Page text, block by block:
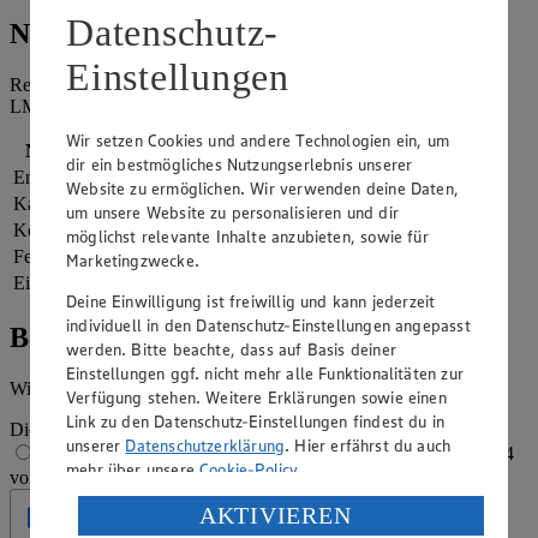
Nährwerte
Referenzmenge für einen durchschnittlichen Erwachsenen laut
LMIV (8.400 kJ/2.000 kcal).
Nährwerte
pro Portion
Energie
1.184 kj (14 %)
Kalorien
283 kcal (14 %)
Kohlenhydrate 39 g
Fett
12 g
Eiweiß
Bewertung
Wie hat es dir geschmeckt?
Die Bewertung wird automatisch gespeichert
1 von 5 Sternen
2 von 5 Sternen 3 von 5 Sternen
4
von 5 Sternen
5 von 5 Sternen
Datenschutz-
Einstellungen
Wir setzen Cookies und andere Technologien ein, um
dir ein bestmögliches Nutzungserlebnis unserer
Website zu ermöglichen. Wir verwenden deine Daten,
um unsere Website zu personalisieren und dir
möglichst relevante Inhalte anzubieten, sowie für
Marketingzwecke.
Deine Einwilligung ist freiwillig und kann jederzeit
individuell in den Datenschutz-Einstellungen angepasst
werden. Bitte beachte, dass auf Basis deiner
Einstellungen ggf. nicht mehr alle Funktionalitäten zur
Verfügung stehen. Weitere Erklärungen sowie einen
Link zu den Datenschutz-Einstellungen findest du in
unserer Datenschutzerklärung. Hier erfährst du auch
mehr über unsereCookie-Policy.
Verarbeitung deiner personenbezogenen Daten in den
AKTIVIEREN